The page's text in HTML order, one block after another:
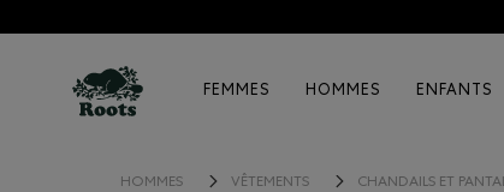
FEMMES HOMMES ENFANTS
HOMMES VÊTEMENTS CHANDAILS ET